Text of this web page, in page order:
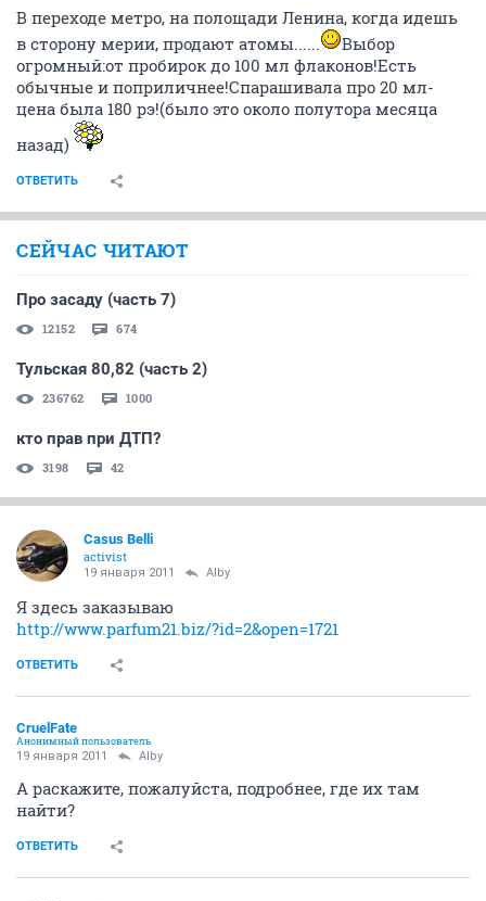
В переходе метро, на полощади Ленина, когда идешь
в сторону мерии, продают атомы......
Выбор
огромный:от пробирок до 100 мл флаконов!Есть
обычные и поприличнее!Спарашивала про 20 мл-
цена была 180 рэ!(было это около полутора месяца
назад)
ОТВЕТИТЬ
СЕЙЧАС ЧИТАЮТ
Про засаду (часть 7)
12152 674
Тульская 80,82 (часть 2)
236762 1000
кто прав при ДТП?
3198 42
Casus Belli
activist
19 января 2011 Alby
Я здесь заказываю
http://www.parfum21.biz/?id=2&open=1721
ОТВЕТИТЬ
CruelFate
Анонимный пользователь
19 января 2011 Alby
А раскажите, пожалуйста, подробнее, где их там
найти?
ОТВЕТИТЬ